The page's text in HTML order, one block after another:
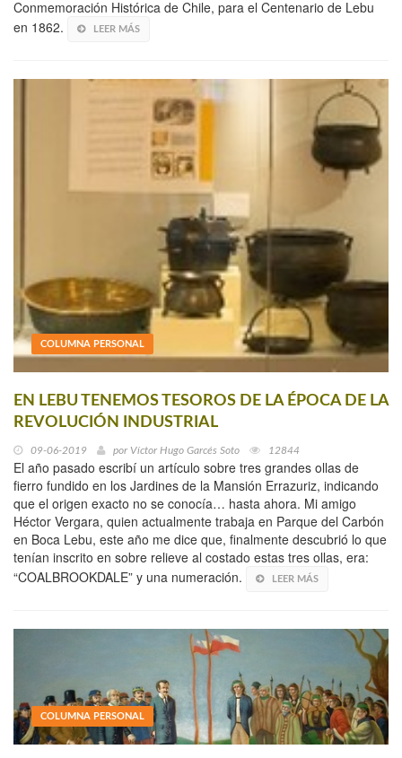
Conmemoración Histórica de Chile, para el Centenario de Lebu
en 1862.
LEER MÁS
COLUMNA PERSONAL
EN LEBU TENEMOS TESOROS DE LA ÉPOCA DE LA
REVOLUCIÓN INDUSTRIAL
09-06-2019 por Víctor Hugo Garcés Soto 12844
El año pasado escribí un artículo sobre tres grandes ollas de
fierro fundido en los Jardines de la Mansión Errazuriz, indicando
que el origen exacto no se conocía… hasta ahora. Mi amigo
Héctor Vergara, quien actualmente trabaja en Parque del Carbón
en Boca Lebu, este año me dice que, finalmente descubrió lo que
tenían inscrito en sobre relieve al costado estas tres ollas, era:
“COALBROOKDALE” y una numeración.
LEER MÁS
COLUMNA PERSONAL